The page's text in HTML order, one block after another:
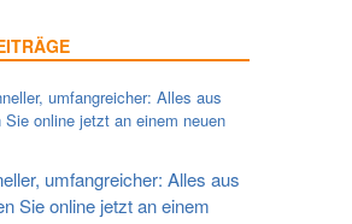
umfangreicher: Alles aus
Sie online jetzt an einem